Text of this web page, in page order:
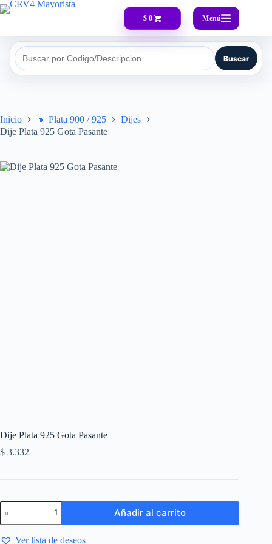
$ 0 Menú
Buscar por Codigo/Descripcion Buscar
Inicio 🔸​ Plata 900 / 925
Dijes
Dije Plata 925 Gota Pasante
Dije Plata 925 Gota Pasante
$ 3.332
Añadir al carrito
Ver lista de deseos